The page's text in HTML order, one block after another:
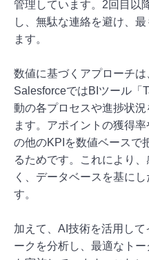
管理しています。2回目以
し、無駄な連絡を避け、
ます。
数値に基づくアプローチは
SalesforceではBIツール「
動の各プロセスや進捗状
ます。アポイントの獲得
の他のKPIを数値ベースで
るためです。これにより
く、データベースを基に
す。
加えて、AI技術を活用し
ークを分析し、最適なト